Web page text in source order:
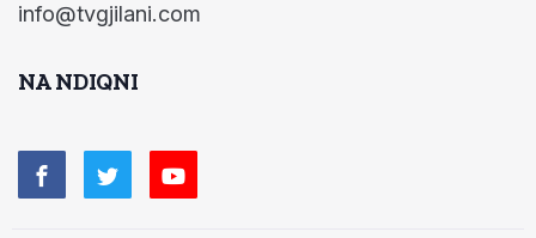
info@tvgjilani.com
NA NDIQNI